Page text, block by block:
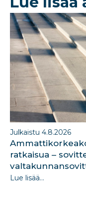
Julkaistu 4.8.2026
ratkaisua –
Lue lisää...